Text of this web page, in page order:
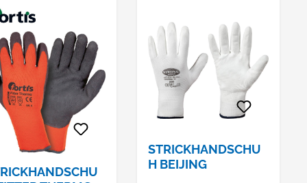
Material:
Handschuh,
Spandex-Träger
Farbe:
grau
perfekte
sehr
Innenhand
Qualität,
100 by
TEX®
Fingerfertigkeit, sehr
rutschfest, Innenhand
wasserabweisend,
Premium-Qualität,
STANDARD 100 by
OEKO-TEX®
STRICKHANDSCHU
H BEIJING